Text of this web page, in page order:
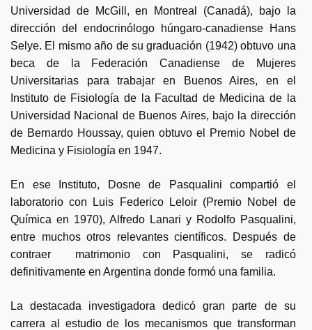
Universidad de McGill, en Montreal (Canadá), bajo la
dirección del endocrinólogo húngaro-canadiense Hans
Selye. El mismo año de su graduación (1942) obtuvo una
beca de la Federación Canadiense de Mujeres
Universitarias para trabajar en Buenos Aires, en el
Instituto de Fisiología de la Facultad de Medicina de la
Universidad Nacional de Buenos Aires, bajo la dirección
de Bernardo Houssay, quien obtuvo el Premio Nobel de
Medicina y Fisiología en 1947.
En ese Instituto, Dosne de Pasqualini compartió el
laboratorio con Luis Federico Leloir (Premio Nobel de
Química en 1970), Alfredo Lanari y Rodolfo Pasqualini,
entre muchos otros relevantes científicos. Después de
contraer matrimonio con Pasqualini, se radicó
definitivamente en Argentina donde formó una familia.
La destacada investigadora dedicó gran parte de su
carrera al estudio de los mecanismos que transforman